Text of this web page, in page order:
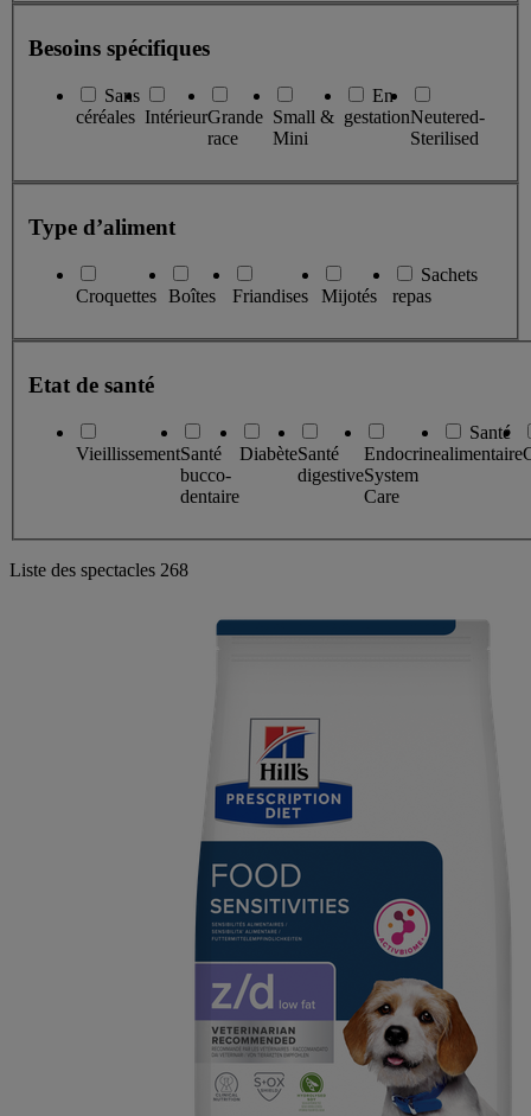
Besoins spécifiques
Sans
céréales IntérieurGrande
race
Small &
Mini
En
gestationNeutered-
Sterilised
Type d’aliment
Croquettes Boîtes Friandises Mijotés
Sachets
repas
Etat de santé
VieillissementSanté
bucco-
dentaire
DiabèteSanté
digestive
Endocrine
System
Care
Santé
alimentaire
Liste des spectacles 268